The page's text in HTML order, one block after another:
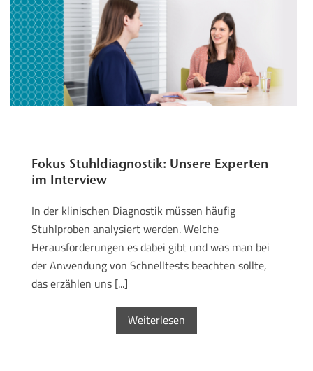
Fokus Stuhldiagnostik: Unsere Experten
im Interview
In der klinischen Diagnostik müssen häufig
Stuhlproben analysiert werden. Welche
Herausforderungen es dabei gibt und was man bei
der Anwendung von Schnelltests beachten sollte,
das erzählen uns [...]
Weiterlesen